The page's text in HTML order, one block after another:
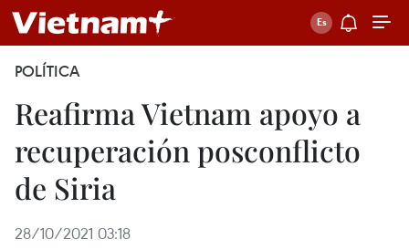
POLÍTICA
Reafirma Vietnam apoyo a
recuperación posconflicto
de Siria
28/10/2021 03:18